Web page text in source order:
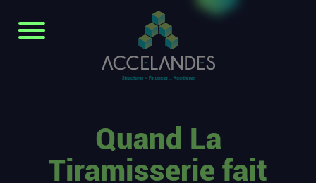
Quand La
Tiramisserie fait